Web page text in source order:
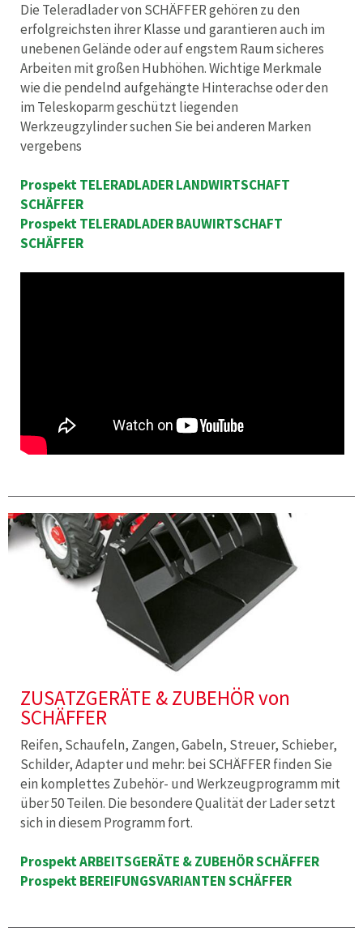
Die Teleradlader von SCHÄFFER gehören zu den
erfolgreichsten ihrer Klasse und garantieren auch im
unebenen Gelände oder auf engstem Raum sicheres
Arbeiten mit großen Hubhöhen. Wichtige Merkmale
wie die pendelnd aufgehängte Hinterachse oder den
im Teleskoparm geschützt liegenden
Werkzeugzylinder suchen Sie bei anderen Marken
vergebens
Prospekt TELERADLADER LANDWIRTSCHAFT
SCHÄFFER
Prospekt TELERADLADER BAUWIRTSCHAFT
SCHÄFFER
ZUSATZGERÄTE & ZUBEHÖR von
SCHÄFFER
Reifen, Schaufeln, Zangen, Gabeln, Streuer, Schieber,
Schilder, Adapter und mehr: bei SCHÄFFER finden Sie
ein komplettes Zubehör- und Werkzeugprogramm mit
über 50 Teilen. Die besondere Qualität der Lader setzt
sich in diesem Programm fort.
Prospekt ARBEITSGERÄTE & ZUBEHÖR SCHÄFFER
Prospekt BEREIFUNGSVARIANTEN SCHÄFFER